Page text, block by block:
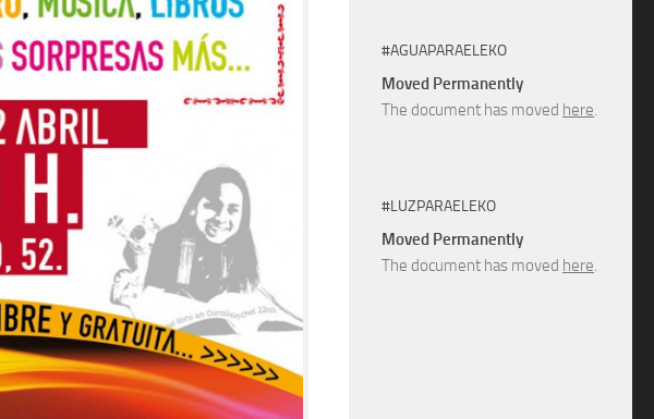
#AGUAPARAELEKO
Moved Permanently
The document has moved here.
#LUZPARAELEKO
Moved Permanently
The document has moved here.